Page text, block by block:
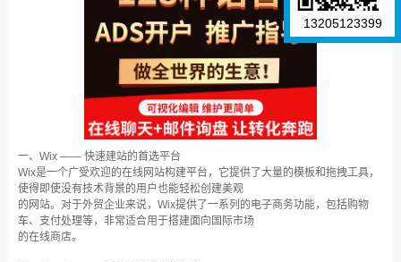
一、Wix —— 快速建站的首选平台
Wix是一个广受欢迎的在线网站构建平台，它提供了大量的模板和拖拽工具，
使得即使没有技术背景的用户也能轻松创建美观
的网站。对于外贸企业来说，Wix提供了一系列的电子商务功能，包括购物
车、支付处理等，非常适合用于搭建面向国际市场
的在线商店。
13205123399